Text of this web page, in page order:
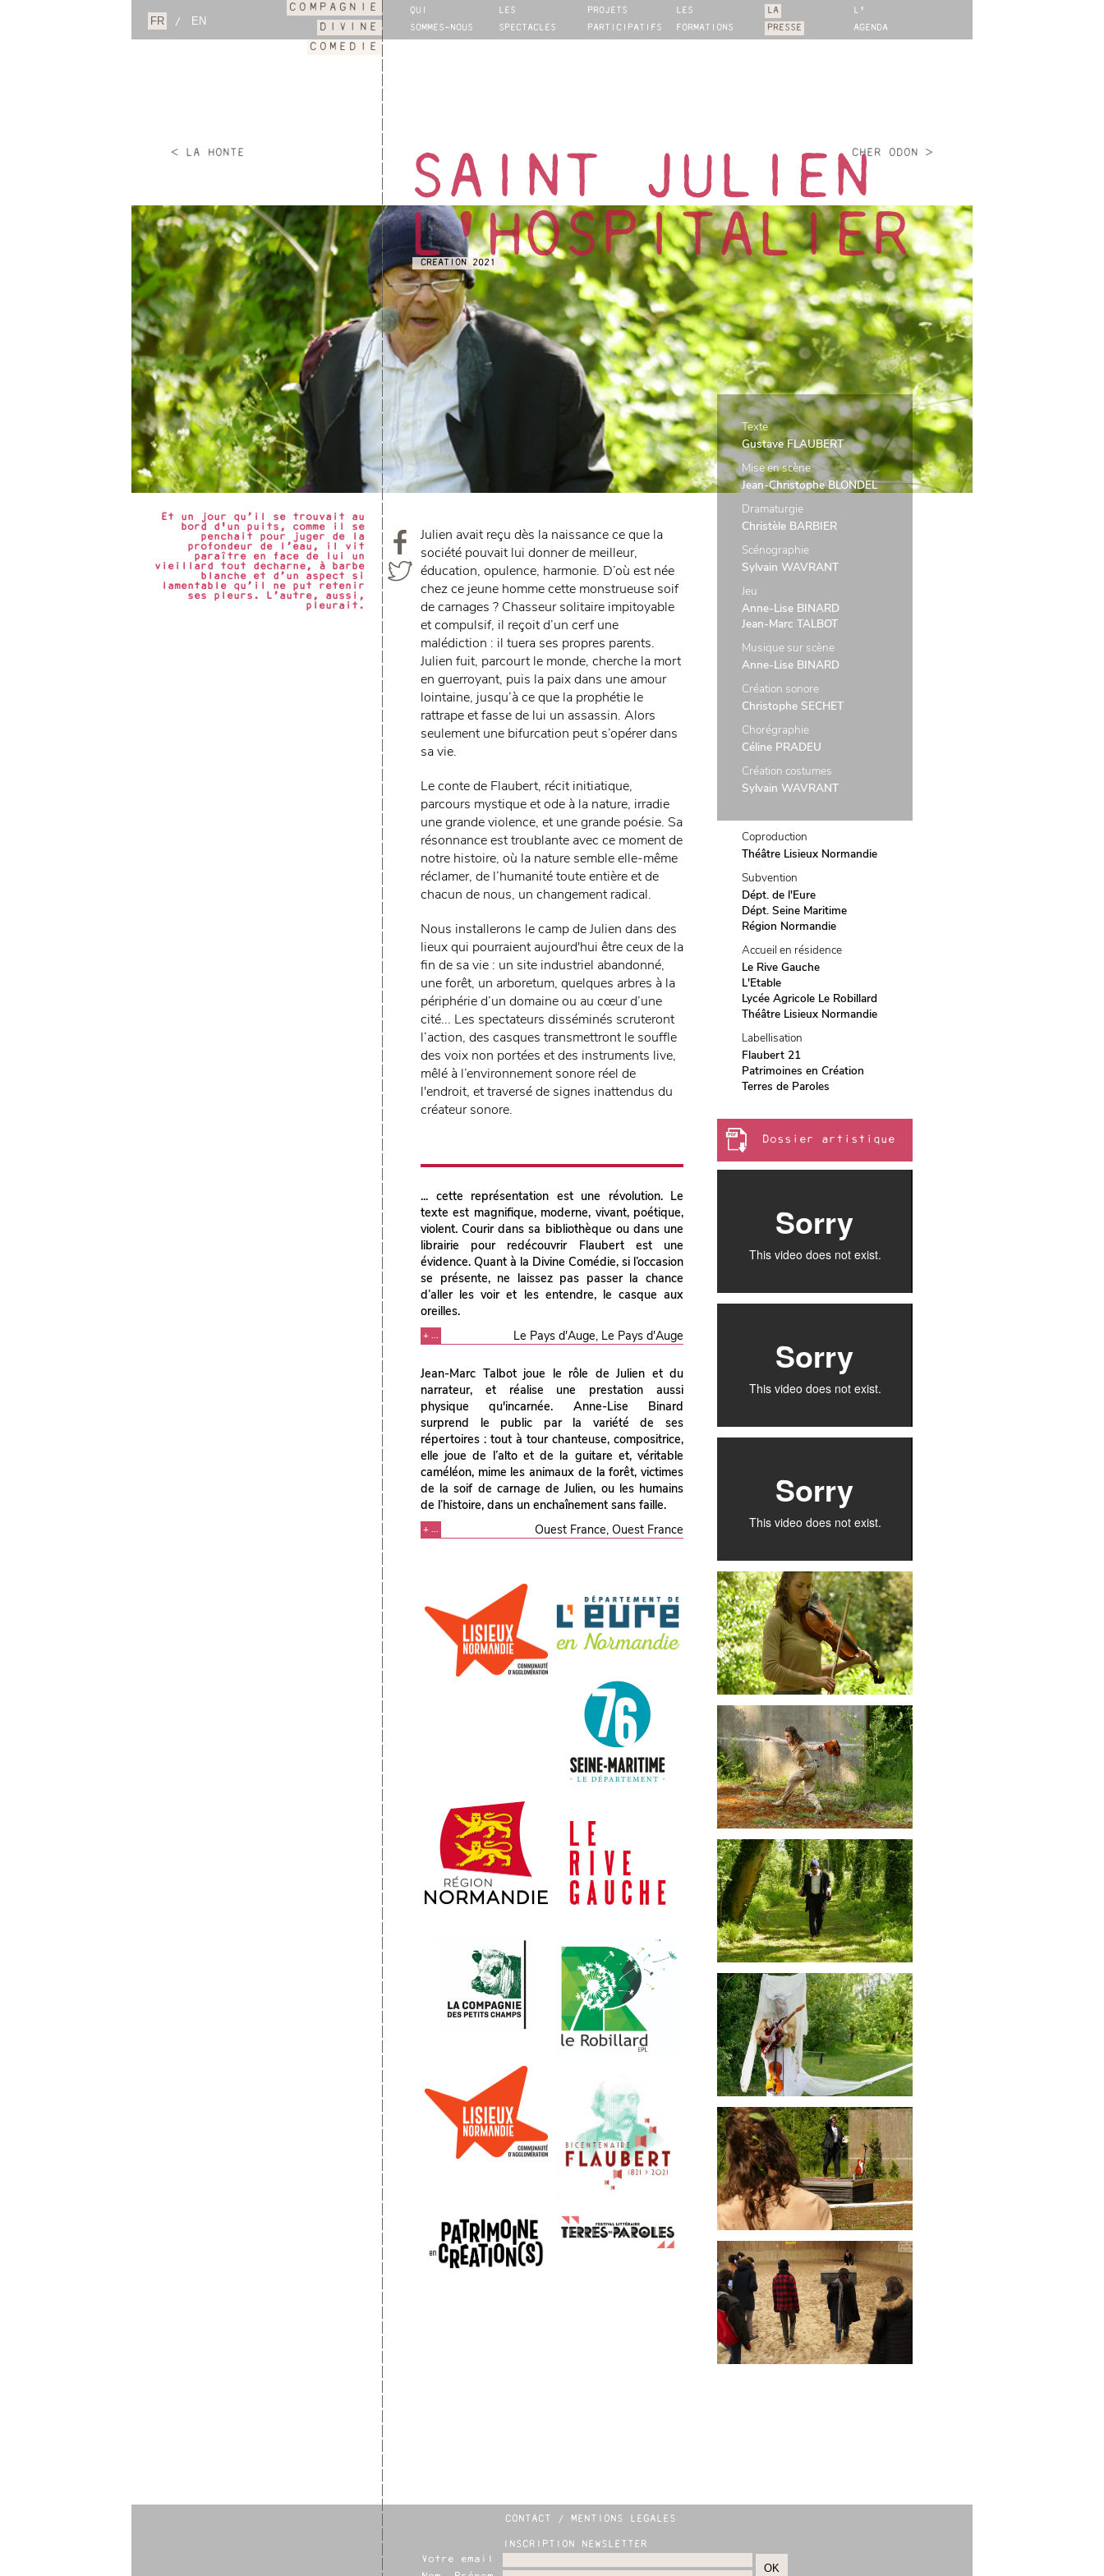
/
QUI
SOMMES-NOUS
LES
SPECTACLES
PROJETS
PARTICIPATIFS
LES
FORMATIONS
LA
PRESSE
L'
AGENDA
COMPAGNIE
DIVINE
COMEDIE
< LA HONTE CHER ODON >
SAINT JULIEN
L'HOSPITALIER
CREATION 2021
Et un jour qu’il se trouvait au
bord d'un puits, comme il se
penchait pour juger de la
profondeur de l’eau, il vit
paraître en face de lui un
vieillard tout décharné, à barbe
blanche et d’un aspect si
lamentable qu’il ne put retenir
ses pleurs. L’autre, aussi,
pleurait.
Julien avait reçu dès la naissance ce que la
société pouvait lui donner de meilleur,
éducation, opulence, harmonie. D’où est née
chez ce jeune homme cette monstrueuse soif
de carnages ? Chasseur solitaire impitoyable
et compulsif, il reçoit d’un cerf une
malédiction : il tuera ses propres parents.
Julien fuit, parcourt le monde, cherche la mort
en guerroyant, puis la paix dans une amour
lointaine, jusqu’à ce que la prophétie le
rattrape et fasse de lui un assassin. Alors
seulement une bifurcation peut s’opérer dans
sa vie.
Le conte de Flaubert, récit initiatique,
parcours mystique et ode à la nature, irradie
une grande violence, et une grande poésie. Sa
résonnance est troublante avec ce moment de
notre histoire, où la nature semble elle-même
réclamer, de l’humanité toute entière et de
chacun de nous, un changement radical.
Nous installerons le camp de Julien dans des
lieux qui pourraient aujourd'hui être ceux de la
fin de sa vie : un site industriel abandonné,
une forêt, un arboretum, quelques arbres à la
périphérie d’un domaine ou au cœur d’une
cité... Les spectateurs disséminés scruteront
l’action, des casques transmettront le souffle
des voix non portées et des instruments live,
mêlé à l’environnement sonore réel de
l'endroit, et traversé de signes inattendus du
créateur sonore.
... cette représentation est une révolution. Le
texte est magnifique, moderne, vivant, poétique,
violent. Courir dans sa bibliothèque ou dans une
librairie pour redécouvrir Flaubert est une
évidence. Quant à la Divine Comédie, si l’occasion
se présente, ne laissez pas passer la chance
d’aller les voir et les entendre, le casque aux
oreilles.
+ ... Le Pays d'Auge, Le Pays d'Auge
Jean-Marc Talbot joue le rôle de Julien et du
narrateur, et réalise une prestation aussi
physique qu'incarnée. Anne-Lise Binard
surprend le public par la variété de ses
répertoires : tout à tour chanteuse, compositrice,
elle joue de l’alto et de la guitare et, véritable
caméléon, mime les animaux de la forêt, victimes
de la soif de carnage de Julien, ou les humains
de l’histoire, dans un enchaînement sans faille.
+ ... Ouest France, Ouest France
Texte
Gustave FLAUBERT
Mise en scène
Jean-Christophe BLONDEL
Dramaturgie
Christèle BARBIER
Scénographie
Sylvain WAVRANT
Jeu
Anne-Lise BINARD
Jean-Marc TALBOT
Musique sur scène
Anne-Lise BINARD
Création sonore
Christophe SECHET
Chorégraphie
Céline PRADEU
Création costumes
Sylvain WAVRANT
Coproduction
Théâtre Lisieux Normandie
Subvention
Dépt. de l'Eure
Dépt. Seine Maritime
Région Normandie
Accueil en résidence
Le Rive Gauche
L'Etable
Lycée Agricole Le Robillard
Théâtre Lisieux Normandie
Labellisation
Flaubert 21
Patrimoines en Création
Terres de Paroles
Dossier artistique
CONTACT / MENTIONS LEGALES
INSCRIPTION NEWSLETTER
Votre email